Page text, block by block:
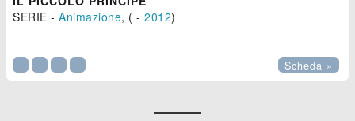
SERIE -Animazione, ( -2012)
Scheda »